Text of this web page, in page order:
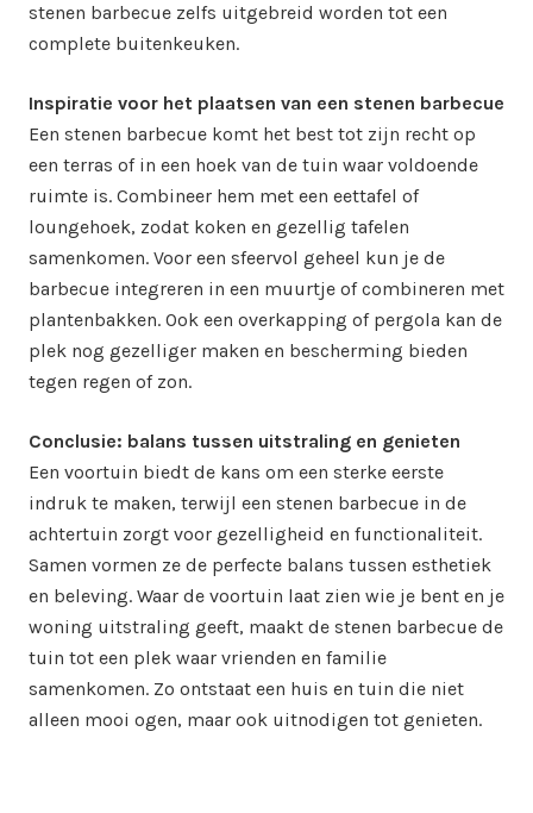
stenen barbecue zelfs uitgebreid worden tot een
complete buitenkeuken.
Inspiratie voor het plaatsen van een stenen barbecue
Een stenen barbecue komt het best tot zijn recht op
een terras of in een hoek van de tuin waar voldoende
ruimte is. Combineer hem met een eettafel of
loungehoek, zodat koken en gezellig tafelen
samenkomen. Voor een sfeervol geheel kun je de
barbecue integreren in een muurtje of combineren met
plantenbakken. Ook een overkapping of pergola kan de
plek nog gezelliger maken en bescherming bieden
tegen regen of zon.
Conclusie: balans tussen uitstraling en genieten
Een voortuin biedt de kans om een sterke eerste
indruk te maken, terwijl een stenen barbecue in de
achtertuin zorgt voor gezelligheid en functionaliteit.
Samen vormen ze de perfecte balans tussen esthetiek
en beleving. Waar de voortuin laat zien wie je bent en je
woning uitstraling geeft, maakt de stenen barbecue de
tuin tot een plek waar vrienden en familie
samenkomen. Zo ontstaat een huis en tuin die niet
alleen mooi ogen, maar ook uitnodigen tot genieten.